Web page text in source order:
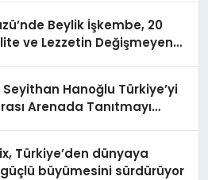
Beylik İşkembe, 20
ve Lezzetin Değişmeyen
Seyithan Hanoğlu Türkiye’yi
Arenada Tanıtmayı
Türkiye’den dünyaya
büyümesini sürdürüyor